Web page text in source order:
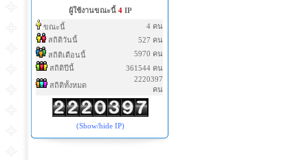
ผู้ใช้งานขณะนี้ 4IP
ขณะนี้
4 คน
สถิติวันนี้
527 คน
สถิติเดือนนี้
5970 คน
สถิติปีนี้
361544 คน
สถิติทั้งหมด
2220397
คน
(Show/hide IP)